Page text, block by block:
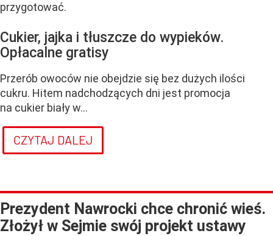
przygotować.
Cukier, jajka i tłuszcze do wypieków.
Opłacalne gratisy
Przerób owoców nie obejdzie się bez dużych ilości
cukru. Hitem nadchodzących dni jest promocja
na cukier biały w...
CZYTAJ DALEJ
Prezydent Nawrocki chce chronić wieś.
Złożył w Sejmie swój projekt ustawy